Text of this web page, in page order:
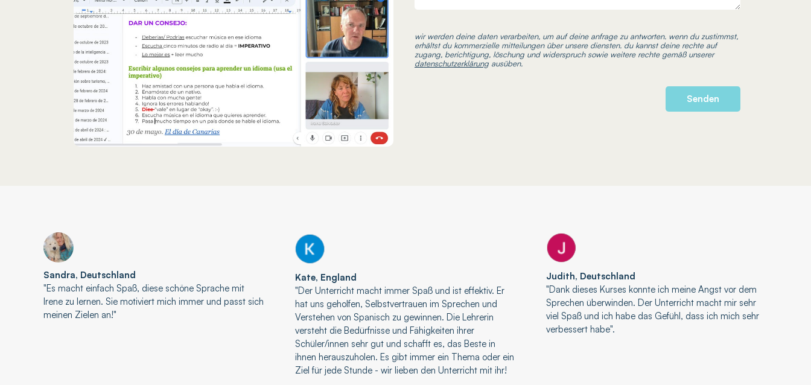
wir werden deine daten verarbeiten, um auf deine anfrage zu antworten. wenn du zustimmst,
erhältst du kommerzielle mitteilungen über unsere diensten. du kannst deine rechte auf
zugang, berichtigung, löschung und widerspruch sowie weitere rechte gemäß unserer
datenschutzerklärung ausüben.
Senden
Sandra, Deutschland
"Es macht einfach Spaß, diese schöne Sprache mit
Irene zu lernen. Sie motiviert mich immer und passt sich
meinen Zielen an!"
Kate, England
"Der Unterricht macht immer Spaß und ist effektiv. Er
hat uns geholfen, Selbstvertrauen im Sprechen und
Verstehen von Spanisch zu gewinnen. Die Lehrerin
versteht die Bedürfnisse und Fähigkeiten ihrer
Schüler/innen sehr gut und schafft es, das Beste in
ihnen herauszuholen. Es gibt immer ein Thema oder ein
Ziel für jede Stunde - wir lieben den Unterricht mit ihr!
Judith, Deutschland
"Dank dieses Kurses konnte ich meine Angst vor dem
Sprechen überwinden. Der Unterricht macht mir sehr
viel Spaß und ich habe das Gefühl, dass ich mich sehr
verbessert habe".